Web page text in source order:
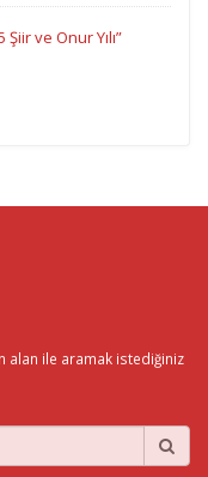
ve Onur Yılı”
alan ile aramak istediğiniz